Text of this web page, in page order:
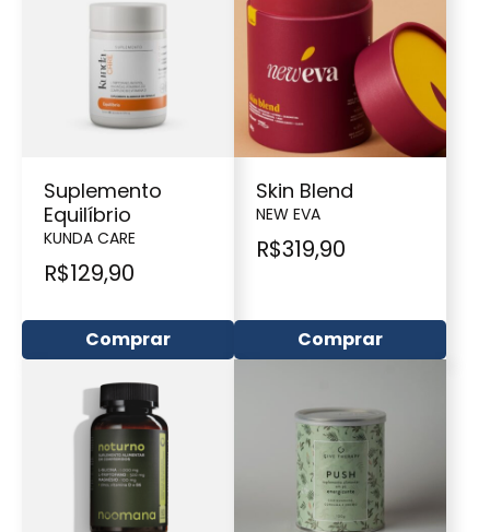
Suplemento
Equilíbrio
KUNDA CARE
R$129,90
Comprar
Skin Blend
NEW EVA
R$319,90
Comprar